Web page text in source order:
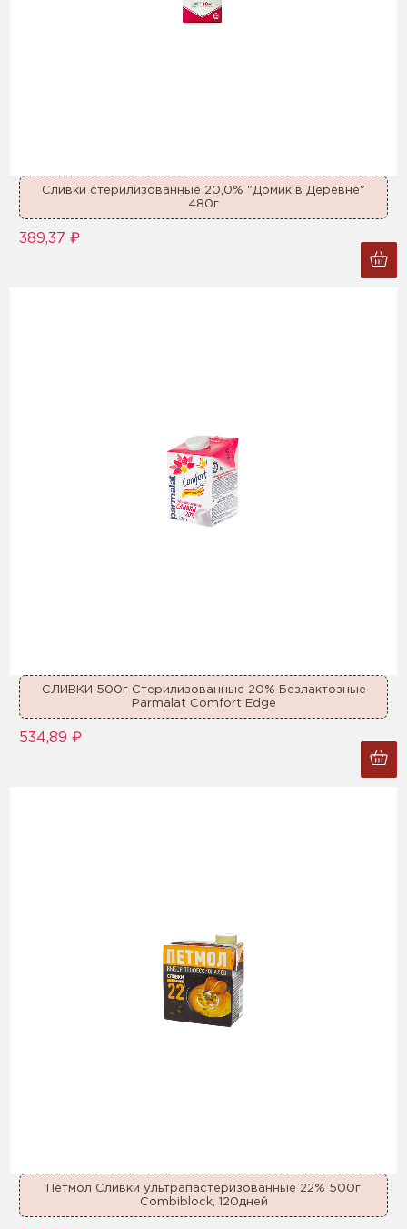
Сливки стерилизованные 20,0% "Домик в Деревне"
480г
389,37 ₽
СЛИВКИ 500г Стерилизованные 20% Безлактозные
Parmalat Comfort Edge
534,89 ₽
Петмол Сливки ультрапастеризованные 22% 500г
Combiblock, 120дней